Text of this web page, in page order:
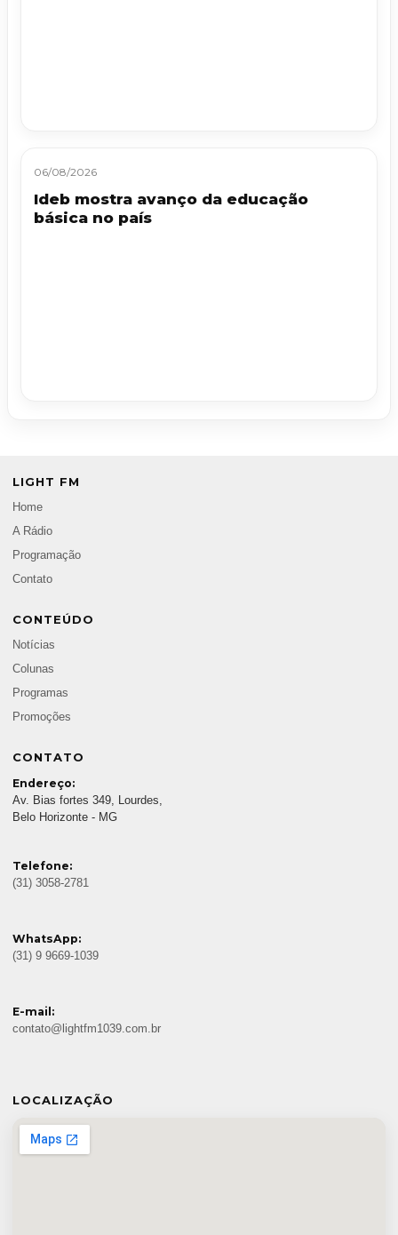
06/08/2026
Ideb mostra avanço da educação
básica no país
LIGHT FM
Home
A Rádio
Programação
Contato
CONTEÚDO
Notícias
Colunas
Programas
Promoções
CONTATO
Endereço:
Av. Bias fortes 349, Lourdes,
Belo Horizonte - MG
Telefone:
(31) 3058-2781
WhatsApp:
(31) 9 9669-1039
E-mail:
contato@lightfm1039.com.br
LOCALIZAÇÃO